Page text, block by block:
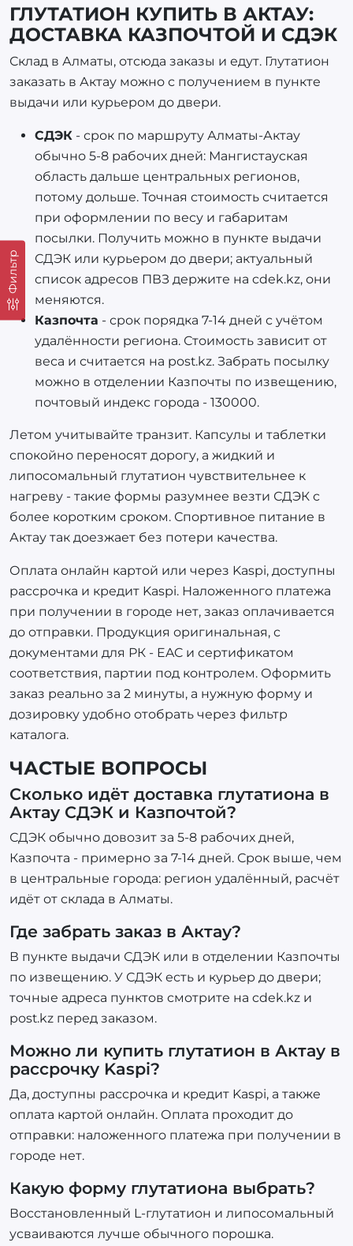
Фильтр
ГЛУТАТИОН КУПИТЬ В АКТАУ:
ДОСТАВКА КАЗПОЧТОЙ И СДЭК
Склад в Алматы, отсюда заказы и едут. Глутатион
заказать в Актау можно с получением в пункте
выдачи или курьером до двери.
СДЭК - срок по маршруту Алматы-Актау
обычно 5-8 рабочих дней: Мангистауская
область дальше центральных регионов,
потому дольше. Точная стоимость считается
при оформлении по весу и габаритам
посылки. Получить можно в пункте выдачи
СДЭК или курьером до двери; актуальный
список адресов ПВЗ держите на cdek.kz, они
меняются.
Казпочта - срок порядка 7-14 дней с учётом
удалённости региона. Стоимость зависит от
веса и считается на post.kz. Забрать посылку
можно в отделении Казпочты по извещению,
почтовый индекс города - 130000.
Летом учитывайте транзит. Капсулы и таблетки
спокойно переносят дорогу, а жидкий и
липосомальный глутатион чувствительнее к
нагреву - такие формы разумнее везти СДЭК с
более коротким сроком. Спортивное питание в
Актау так доезжает без потери качества.
Оплата онлайн картой или через Kaspi, доступны
рассрочка и кредит Kaspi. Наложенного платежа
при получении в городе нет, заказ оплачивается
до отправки. Продукция оригинальная, с
документами для РК - EAC и сертификатом
соответствия, партии под контролем. Оформить
заказ реально за 2 минуты, а нужную форму и
дозировку удобно отобрать через фильтр
каталога.
ЧАСТЫЕ ВОПРОСЫ
Сколько идёт доставка глутатиона в
Актау СДЭК и Казпочтой?
СДЭК обычно довозит за 5-8 рабочих дней,
Казпочта - примерно за 7-14 дней. Срок выше, чем
в центральные города: регион удалённый, расчёт
идёт от склада в Алматы.
Где забрать заказ в Актау?
В пункте выдачи СДЭК или в отделении Казпочты
по извещению. У СДЭК есть и курьер до двери;
точные адреса пунктов смотрите на cdek.kz и
post.kz перед заказом.
Можно ли купить глутатион в Актау в
рассрочку Kaspi?
Да, доступны рассрочка и кредит Kaspi, а также
оплата картой онлайн. Оплата проходит до
отправки: наложенного платежа при получении в
городе нет.
Какую форму глутатиона выбрать?
Восстановленный L-глутатион и липосомальный
усваиваются лучше обычного порошка.